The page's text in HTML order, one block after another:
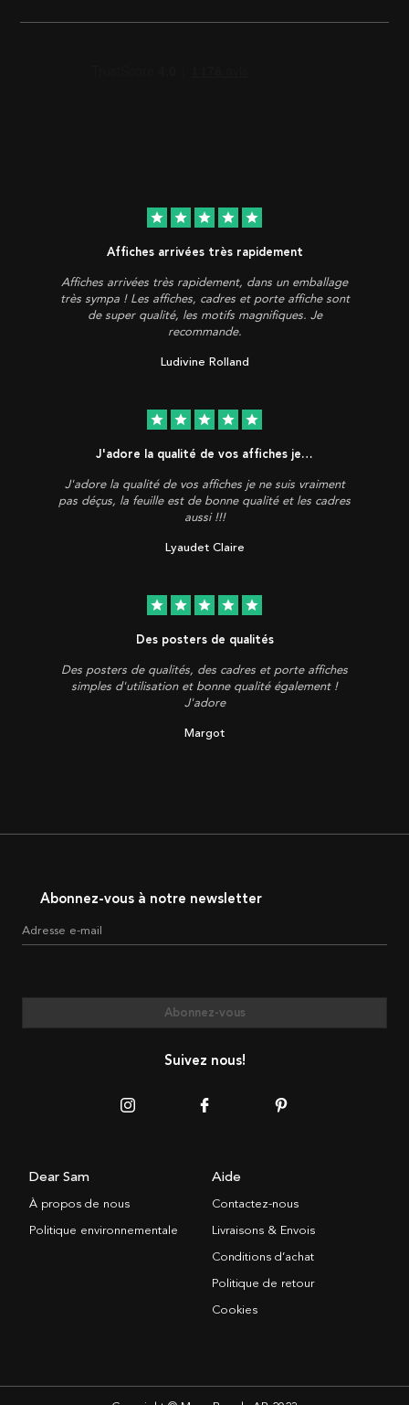
star star star star star
Affiches arrivées très rapidement
Affiches arrivées très rapidement, dans un emballage
très sympa ! Les affiches, cadres et porte affiche sont
de super qualité, les motifs magnifiques. Je
recommande.
Ludivine Rolland
star star star star star
J'adore la qualité de vos affiches je…
J'adore la qualité de vos affiches je ne suis vraiment
pas déçus, la feuille est de bonne qualité et les cadres
aussi !!!
Lyaudet Claire
star star star star star
Des posters de qualités
Des posters de qualités, des cadres et porte affiches
simples d'utilisation et bonne qualité également !
J'adore
Margot
Abonnez-vous à notre newsletter
Adresse e-mail
Abonnez-vous
Suivez nous!
Dear Sam
À propos de nous
Politique environnementale
Aide
Contactez-nous
Livraisons & Envois
Conditions d’achat
Politique de retour
Cookies